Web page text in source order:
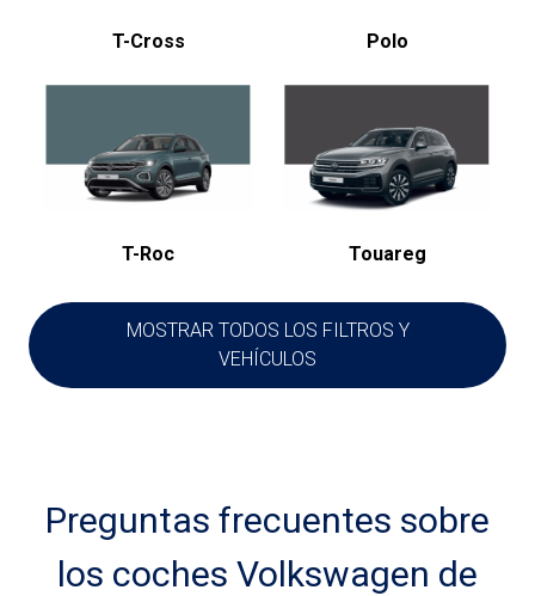
T-Cross Polo
T-Roc Touareg
MOSTRAR TODOS LOS FILTROS Y
VEHÍCULOS
Preguntas frecuentes sobre
los coches Volkswagen de